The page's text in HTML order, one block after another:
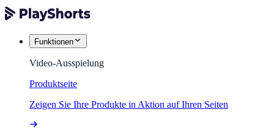
Funktionen
Video-Ausspielung
Produktseite
Zeigen Sie Ihre Produkte in Aktion auf Ihren Seiten